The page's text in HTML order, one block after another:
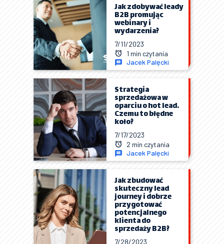
Jacek Palęcki
7/11/2023
1 min czytania
Jak zdobywać leady
B2B promując
webinary i
wydarzenia?
Jacek Palęcki
7/17/2023
2 min czytania
Strategia
sprzedażowa w
oparciu o hot lead.
Czemu to błędne
koło?
7/28/2023
Jak zbudować
skuteczny lead
journey i dobrze
przygotować
potencjalnego
klienta do
sprzedaży B2B?